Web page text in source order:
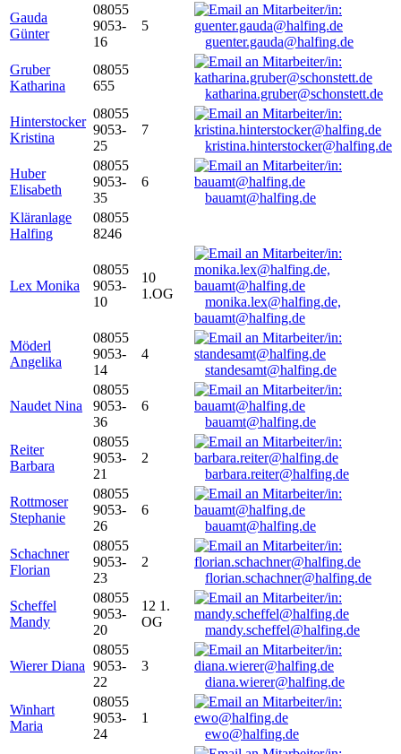
Gauda
Günter
08055
9053-
16
5
guenter.gauda@halfing.de
Gruber
Katharina
08055
655
katharina.gruber@schonstett.de
Hinterstocker
Kristina
08055
9053-
25
7
kristina.hinterstocker@halfing.de
Huber
Elisabeth
08055
9053-
35
6
bauamt@halfing.de
Kläranlage
Halfing
08055
8246
Lex Monika
08055
9053-
10
10
1.OG
monika.lex@halfing.de,
bauamt@halfing.de
Möderl
Angelika
08055
9053-
14
4
standesamt@halfing.de
Naudet Nina
08055
9053-
36
6
bauamt@halfing.de
Reiter
Barbara
08055
9053-
21
2
barbara.reiter@halfing.de
Rottmoser
Stephanie
08055
9053-
26
6
bauamt@halfing.de
Schachner
Florian
08055
9053-
23
2
florian.schachner@halfing.de
Scheffel
Mandy
08055
9053-
20
12 1.
OG
mandy.scheffel@halfing.de
Wierer Diana
08055
9053-
22
3
diana.wierer@halfing.de
Winhart
Maria
08055
9053-
24
1
ewo@halfing.de